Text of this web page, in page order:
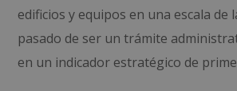
edificios y equipos en una escala de
pasado de ser un trámite
en un indicador estratégico de